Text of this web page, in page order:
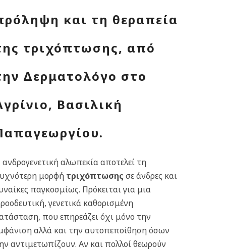
και τη θεραπεία
τριχόπτωσης, από
Δερματολόγο στο
Βασιλική
αλωπεκία αποτελεί τη
μορφή τριχόπτωσης σε άνδρες και
παγκοσμίως. Πρόκειται για μια
γενετικά καθορισμένη
που επηρεάζει όχι μόνο την
αλλά και την αυτοπεποίθηση όσων
αντιμετωπίζουν. Αν και πολλοί θεωρούν